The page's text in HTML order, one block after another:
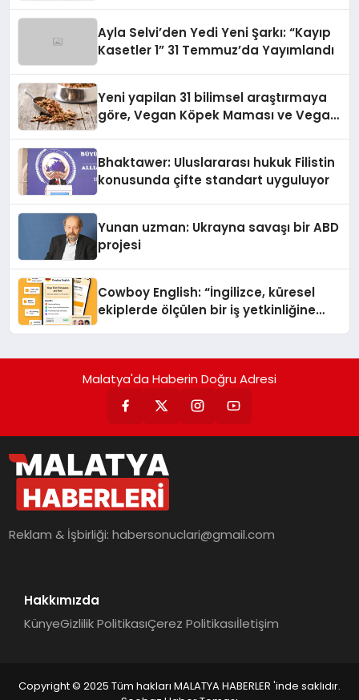
Ayla Selvi’den Yedi Yeni Şarkı: “Kayıp
Kasetler 1” 31 Temmuz’da Yayımlandı
Yeni yapilan 31 bilimsel araştırmaya
göre, Vegan Köpek Maması ve Vegan
Bhaktawer: Uluslararası hukuk Filistin
konusunda çifte standart uyguluyor
Yunan uzman: Ukrayna savaşı bir ABD
projesi
Cowboy English: “İngilizce, küresel
ekiplerde ölçülen bir iş yetkinliğine
Malatya'da Haberin Doğru Adresi
Reklam & İşbirliği:habersonuclari@gmail.com
Hakkımızda
KünyeGizlilik PolitikasıÇerez Politikasıİletişim
Copyright © 2025 Tüm hakları MALATYA HABERLER 'inde saklıdır.